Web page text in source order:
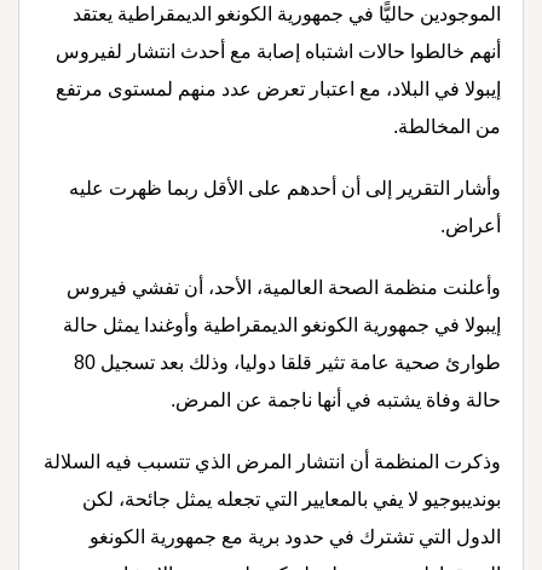
الموجودين حاليًّا في جمهورية الكونغو الديمقراطية يعتقد
أنهم خالطوا حالات اشتباه إصابة مع أحدث انتشار لفيروس
إيبولا في البلاد، مع اعتبار تعرض عدد منهم لمستوى مرتفع
من المخالطة.
وأشار التقرير إلى أن أحدهم على الأقل ربما ظهرت عليه
أعراض.
وأعلنت منظمة الصحة العالمية، الأحد، أن تفشي فيروس
إيبولا في جمهورية الكونغو الديمقراطية وأوغندا يمثل حالة
طوارئ صحية عامة تثير قلقا دوليا، وذلك بعد تسجيل 80
حالة وفاة يشتبه في أنها ناجمة عن المرض.
وذكرت المنظمة أن انتشار المرض الذي تتسبب فيه السلالة
بونديبوجيو لا يفي بالمعايير التي تجعله يمثل جائحة، لكن
الدول التي تشترك في حدود برية مع جمهورية الكونغو